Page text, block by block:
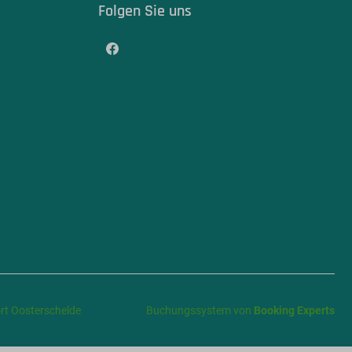
Folgen Sie uns
Oosterschelde Buchungssystem von Booking Experts